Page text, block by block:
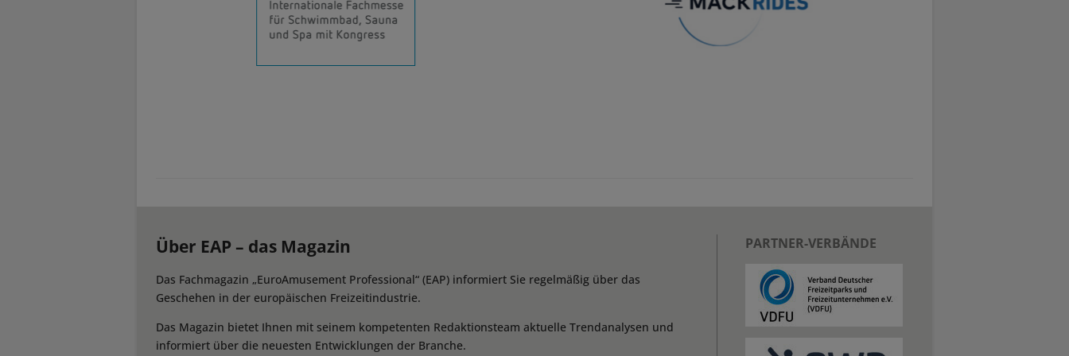
Über EAP – das Magazin
Das Fachmagazin „EuroAmusement Professional“ (EAP) informiert Sie regelmäßig über das
Geschehen in der europäischen Freizeitindustrie.
Das Magazin bietet Ihnen mit seinem kompetenten Redaktionsteam aktuelle Trendanalysen und
informiert über die neuesten Entwicklungen der Branche.
PARTNER-VERBÄNDE